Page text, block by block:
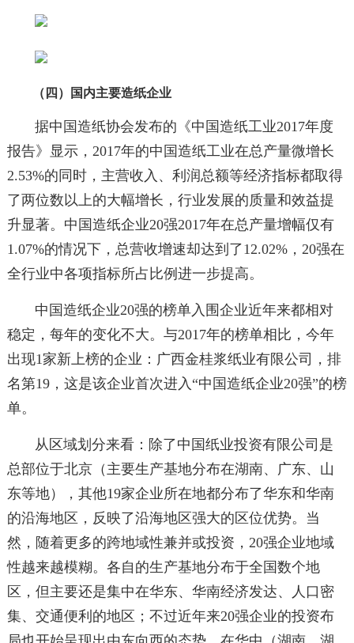
（四）国内主要造纸企业
据中国造纸协会发布的《中国造纸工业2017年度
报告》显示，2017年的中国造纸工业在总产量微增长
2.53%的同时，主营收入、利润总额等经济指标都取得
了两位数以上的大幅增长，行业发展的质量和效益提
升显著。中国造纸企业20强2017年在总产量增幅仅有
1.07%的情况下，总营收增速却达到了12.02%，20强在
全行业中各项指标所占比例进一步提高。
中国造纸企业20强的榜单入围企业近年来都相对
稳定，每年的变化不大。与2017年的榜单相比，今年
出现1家新上榜的企业：广西金桂浆纸业有限公司，排
名第19，这是该企业首次进入“中国造纸企业20强”的榜
单。
从区域划分来看：除了中国纸业投资有限公司是
总部位于北京（主要生产基地分布在湖南、广东、山
东等地），其他19家企业所在地都分布了华东和华南
的沿海地区，反映了沿海地区强大的区位优势。当
然，随着更多的跨地域性兼并或投资，20强企业地域
性越来越模糊。各自的生产基地分布于全国数个地
区，但主要还是集中在华东、华南经济发达、人口密
集、交通便利的地区；不过近年来20强企业的投资布